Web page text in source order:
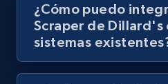
Lazada - Products -
keyword
URL, Title, Rating, Reviews,
price, Currency, Stock, and
¿Cómo puedo
Scraper de Dillard's
sistemas